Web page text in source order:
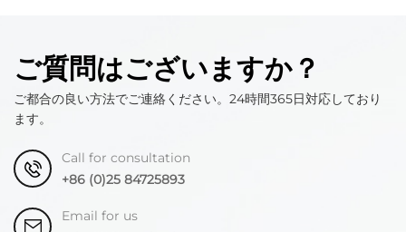
ご質問はございますか？
ご都合の良い方法でご連絡ください。24時間365日対応しており
ます。
Call for consultation
+86 (0)25 84725893
Email for us